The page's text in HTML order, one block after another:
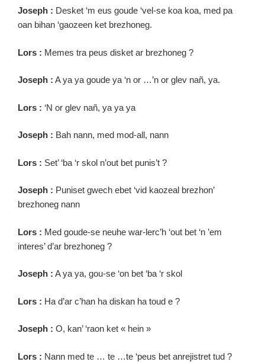
Joseph : Desket ‘m eus goude ‘vel-se koa koa, med pa
oan bihan ‘gaozeen ket brezhoneg.
Lors : Memes tra peus disket ar brezhoneg ?
Joseph : A ya ya goude ya ‘n or …’n or glev nañ, ya.
Lors : ‘N or glev nañ, ya ya ya
Joseph : Bah nann, med mod-all, nann
Lors : Set’ ‘ba ‘r skol n’out bet punis’t ?
Joseph : Puniset gwech ebet ‘vid kaozeal brezhon’
brezhoneg nann
Lors : Med goude-se neuhe war-lerc’h ‘out bet ‘n ’em
interes’ d’ar brezhoneg ?
Joseph : A ya ya, gou-se ‘on bet ‘ba ‘r skol
Lors : Ha d’ar c’han ha diskan ha toud e ?
Joseph : O, kan’ ‘raon ket « hein »
Lors : Nann med te … te …te ‘peus bet anrejistret tud ?